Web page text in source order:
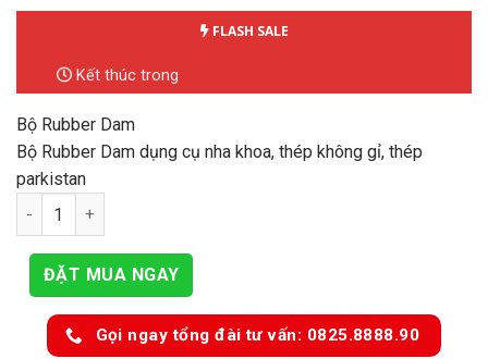
FLASH SALE
Kết thúc trong
Bộ Rubber Dam
Bộ Rubber Dam dụng cụ nha khoa, thép không gỉ, thép
parkistan
Bộ Rubber Dam số lượng
ĐẶT MUA NGAY
Gọi ngay tổng đài tư vấn: 0825.8888.90